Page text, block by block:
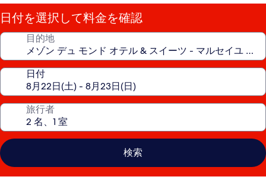
泊
施
設
日付を選択して料金を確認
目的地
日付
旅行者
検索